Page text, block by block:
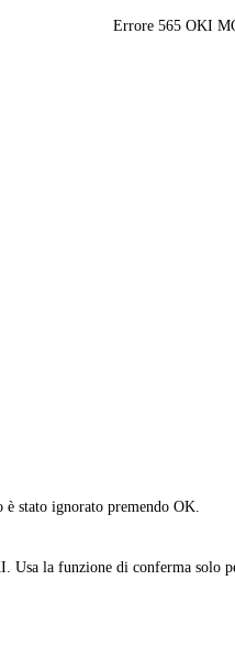
Errore 565 OKI
stato ignorato premendo OK.
la funzione di conferma solo